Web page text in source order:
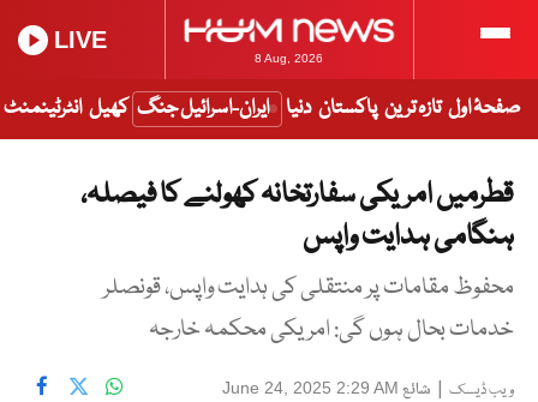
8 Aug, 2026
LIVE
صفحۂ اول تازہ ترین پاکستان دنیا ایران-اسرائیل جنگ کھیل انٹرٹینمنٹ
قطرمیں امریکی سفارتخانہ کھولنے کا فیصلہ،
ہنگامی ہدایت واپس
محفوظ مقامات پر منتقلی کی ہدایت واپس، قونصلر
خدمات بحال ہوں گی: امریکی محکمہ خارجہ
ویب ڈیسک | شائع June 24, 2025 2:29 AM